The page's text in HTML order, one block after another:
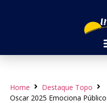
Home
Destaque Topo
Oscar 2025 Emociona